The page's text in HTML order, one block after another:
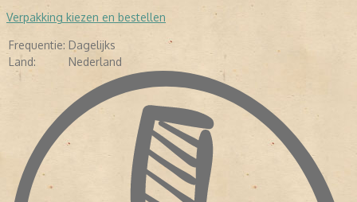
Verpakking kiezen en bestellen
Frequentie: Dagelijks
Land:
Nederland